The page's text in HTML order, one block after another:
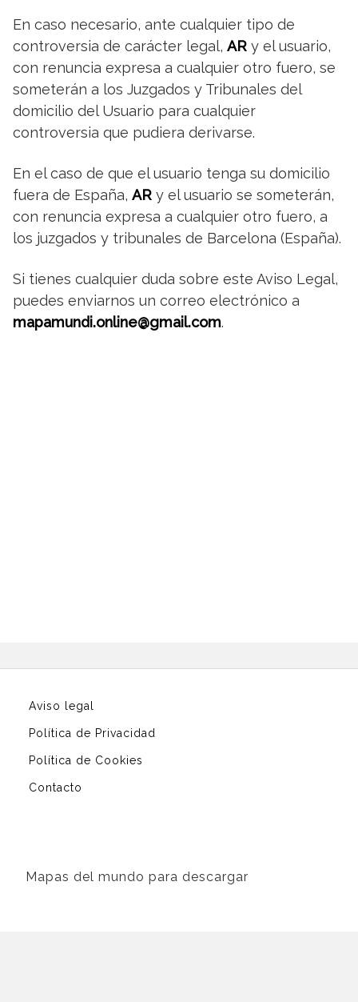
En caso necesario, ante cualquier tipo de
controversia de carácter legal, AR y el usuario,
con renuncia expresa a cualquier otro fuero, se
someterán a los Juzgados y Tribunales del
domicilio del Usuario para cualquier
controversia que pudiera derivarse.
En el caso de que el usuario tenga su domicilio
fuera de España, AR y el usuario se someterán,
con renuncia expresa a cualquier otro fuero, a
los juzgados y tribunales de Barcelona (España).
Si tienes cualquier duda sobre este Aviso Legal,
puedes enviarnos un correo electrónico a
mapamundi.online@gmail.com.
Aviso legal
Política de Privacidad
Política de Cookies
Contacto
Mapas del mundo para descargar